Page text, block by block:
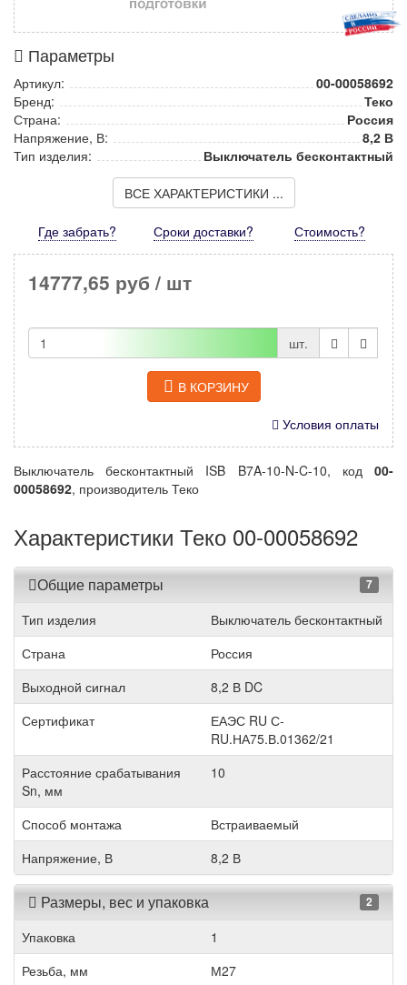
Параметры
Артикул:
00-00058692
Бренд:
Теко
Страна:
Россия
Напряжение, В:
8,2 В
Тип изделия:
Выключатель бесконтактный
ВСЕ ХАРАКТЕРИСТИКИ ...
Где забрать? Сроки доставки? Стоимость?
14777,65 руб / шт
шт.
В КОРЗИНУ
Условия оплаты
Выключатель бесконтактный ISB B7A-10-N-C-10, код 00-
00058692, производитель Теко
Характеристики Теко 00-00058692
Общие параметры 7
Тип изделия
Выключатель бесконтактный
Страна
Россия
Выходной сигнал
8,2 В DC
Сертификат
ЕАЭС RU С-
RU.НА75.В.01362/21
Расстояние срабатывания
Sn, мм
10
Способ монтажа
Встраиваемый
Напряжение, В
8,2 В
Размеры, вес и упаковка 2
Упаковка
1
Резьба, мм
М27